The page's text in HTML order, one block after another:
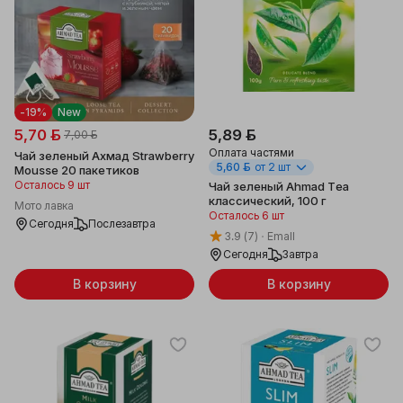
New
-19%
5,70 ƃ 7,00 ƃ
Чай зеленый Ахмад Strawberry
Mousse 20 пакетиков
Осталось 9 шт
Мото лавка
Сегодня
Послезавтра
В корзину
5,89 ƃ
Оплата частями
5,60 ƃ от 2 шт
Чай зеленый Ahmad Tea
классический, 100 г
Осталось 6 шт
3.9 (7)
Emall
Сегодня
Завтра
В корзину